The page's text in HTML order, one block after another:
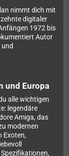
nimmt dich mit
digitaler
1972 bis
Autor
und Europa
alle wichtigen
legendäre
Amiga, das
modernen
Exoten,